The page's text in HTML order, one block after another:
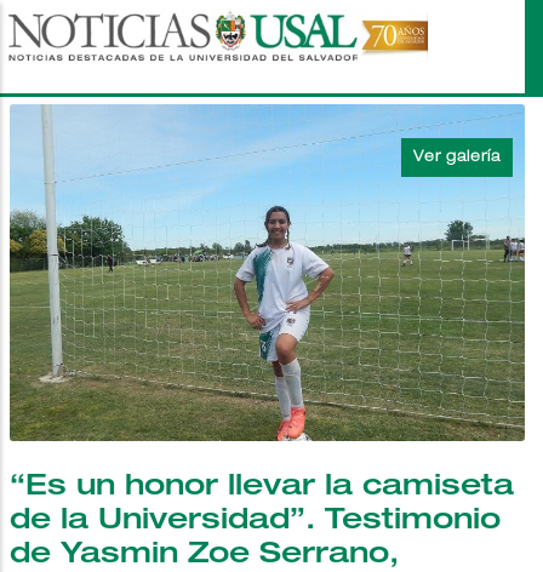
Pasar
al
principal
“Es un honor llevar la camiseta
de la Universidad”. Testimonio
de Yasmin Zoe Serrano,